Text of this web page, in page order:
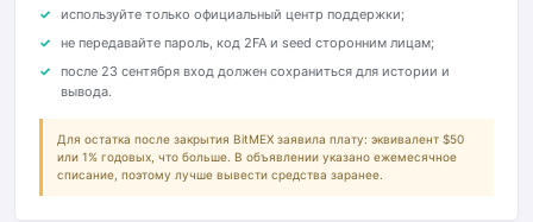
используйте только официальный центр поддержки;
не передавайте пароль, код 2FA и seed сторонним лицам;
после 23 сентября вход должен сохраниться для истории и
вывода.
Для остатка после закрытия BitMEX заявила плату: эквивалент $50
или 1% годовых, что больше. В объявлении указано ежемесячное
списание, поэтому лучше вывести средства заранее.